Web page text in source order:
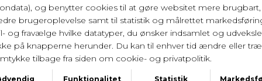
afgøres af skålstørrelsen. Eye og hook har 3
indstillinger til omkredsen samt 3 i højden også
selvom billedet har 2 i højden. Det er bare
gennemtænkt som altid med PrimaDonna. Bonus
er jo som det er med PD at bh'erne tåler